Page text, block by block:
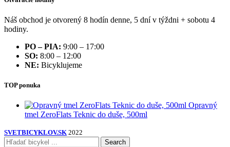
Náš obchod je otvorený 8 hodín denne, 5 dní v týždni + sobotu 4
hodiny.
PO – PIA: 9:00 – 17:00
SO: 8:00 – 12:00
NE: Bicyklujeme
TOP ponuka
Opravný
tmel ZeroFlats Teknic do duše, 500ml
SVETBICYKLOV.SK 2022
Search